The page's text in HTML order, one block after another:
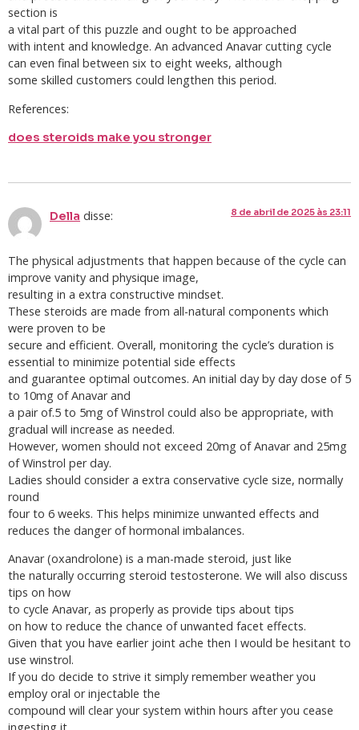
section is
a vital part of this puzzle and ought to be approached
with intent and knowledge. An advanced Anavar cutting cycle
can even final between six to eight weeks, although
some skilled customers could lengthen this period.
References:
does steroids make you stronger
Della disse: 8 de abril de 2025 às 23:11
The physical adjustments that happen because of the cycle can
improve vanity and physique image,
resulting in a extra constructive mindset.
These steroids are made from all-natural components which
were proven to be
secure and efficient. Overall, monitoring the cycle’s duration is
essential to minimize potential side effects
and guarantee optimal outcomes. An initial day by day dose of 5
to 10mg of Anavar and
a pair of.5 to 5mg of Winstrol could also be appropriate, with
gradual will increase as needed.
However, women should not exceed 20mg of Anavar and 25mg
of Winstrol per day.
Ladies should consider a extra conservative cycle size, normally
round
four to 6 weeks. This helps minimize unwanted effects and
reduces the danger of hormonal imbalances.
Anavar (oxandrolone) is a man-made steroid, just like
the naturally occurring steroid testosterone. We will also discuss
tips on how
to cycle Anavar, as properly as provide tips about tips
on how to reduce the chance of unwanted facet effects.
Given that you have earlier joint ache then I would be hesitant to
use winstrol.
If you do decide to strive it simply remember weather you
employ oral or injectable the
compound will clear your system within hours after you cease